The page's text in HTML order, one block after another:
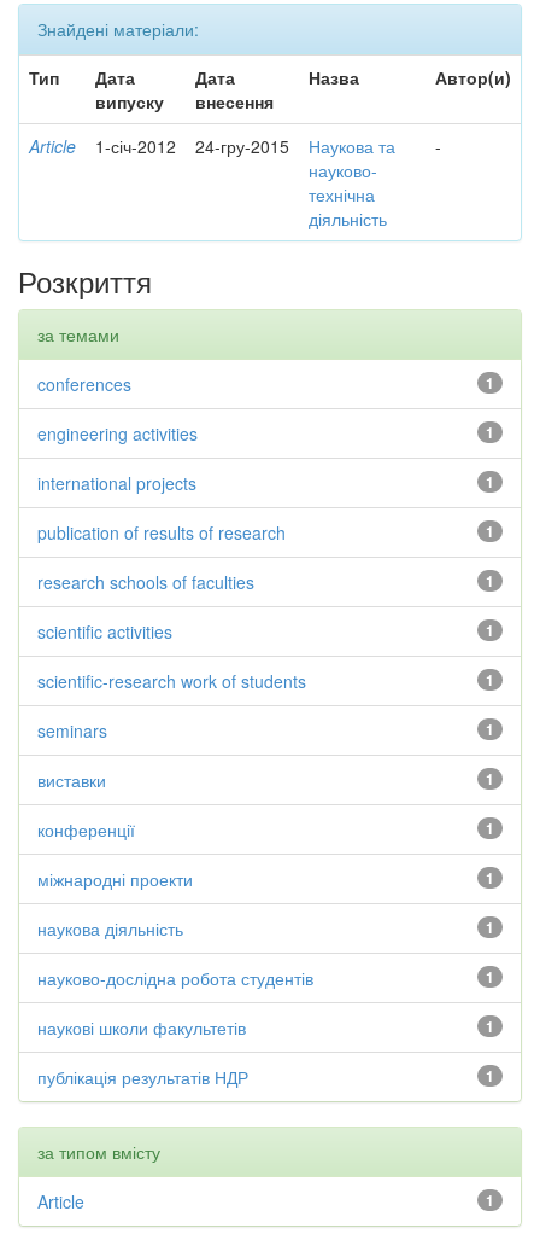
Знайдені матеріали:
Тип
Дата
випуску
Дата
внесення
Назва Автор(и)
Article 1-січ-2012 24-гру-2015
Наукова та
науково-
технічна
діяльність
-
Розкриття
за темами
1
conferences
1
engineering activities
1
international projects
1
publication of results of research
1
research schools of faculties
1
scientific activities
1
scientific-research work of students
1
seminars
1
виставки
1
конференції
1
міжнародні проекти
1
наукова діяльність
1
науково-дослідна робота студентів
1
наукові школи факультетів
1
публікація результатів НДР
за типом вмісту
1
Article